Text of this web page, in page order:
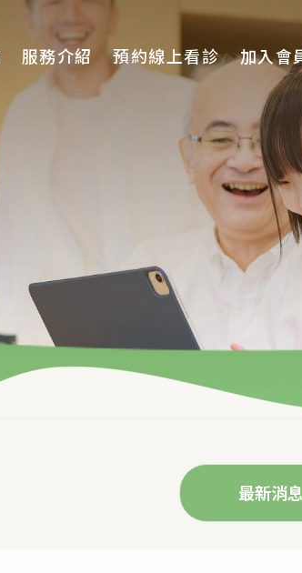
服務介紹 預約線上看診 加入會
最新消息